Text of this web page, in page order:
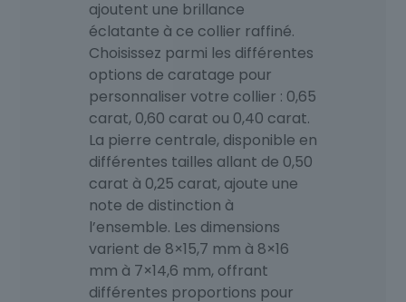
ajoutent une brillance
éclatante à ce collier raffiné.
Choisissez parmi les différentes
options de caratage pour
personnaliser votre collier : 0,65
carat, 0,60 carat ou 0,40 carat.
La pierre centrale, disponible en
différentes tailles allant de 0,50
carat à 0,25 carat, ajoute une
note de distinction à
l’ensemble. Les dimensions
varient de 8×15,7 mm à 8×16
mm à 7×14,6 mm, offrant
différentes proportions pour